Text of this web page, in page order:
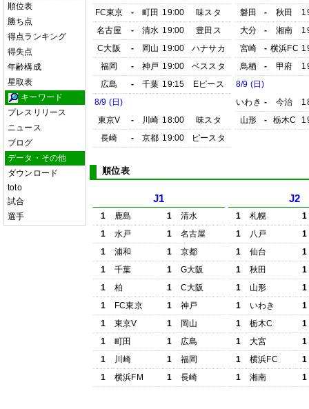
順位表
勝ち点
得点ランキング
得失点
年齢構成
星取表
キーワード
プレスリリース
ニュース
ブログ
データ・その他
ダウンロード
toto
試合
選手
FC東京
- 町田 19:00
味スタ
名古屋
- 清水 19:00
豊田ス
C大阪
- 岡山 19:00
ハナサカ
福岡
- 神戸 19:00
ベススタ
広島
- 千葉 19:15
Eピース
8/9 (日)
東京V
- 川崎 18:00
味スタ
長崎
- 京都 19:00 ピースタ
磐田
- 秋田
大分
- 湘南
宮崎
- 横浜FC
鳥栖
- 甲府
8/9 (日)
いわき - 今治
山形
- 栃木C
順位表
J1
1 鹿島 1
清水
1
水戸 1
名古屋
1
浦和 1
京都
1
千葉 1
G大阪
1
柏 1
C大阪
1
FC東京 1
神戸
1
東京V 1
岡山
1
町田 1
広島
1
川崎 1
福岡
1
横浜FM 1 長崎
J2
1 札幌
1
1
八戸
1
1
仙台
1
1
秋田
1
1
山形
1
1
いわき
1
1
栃木C
1
1
大宮
1
1
横浜FC
1
1
湘南 1